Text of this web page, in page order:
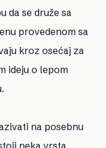
da se druže sa
provedenom sa
kroz osećaj za
ideju o lepom
na posebnu
neka vrsta